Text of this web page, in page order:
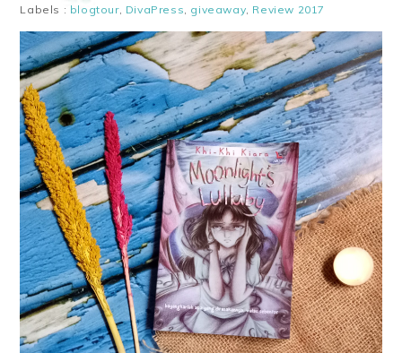
Labels : blogtour, DivaPress, giveaway, Review 2017